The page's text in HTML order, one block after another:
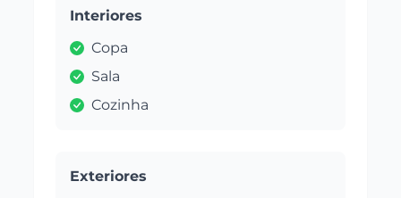
Interiores
Copa
Sala
Cozinha
Exteriores